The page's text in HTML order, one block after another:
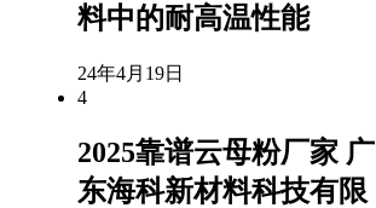
料中的耐高温性能
24年4月19日
4
2025靠谱云母粉厂家 广
东海科新材料科技有限